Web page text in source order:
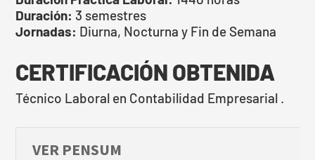
Duración: 3 semestres
Jornadas: Diurna, Nocturna y Fin de Semana
CERTIFICACIÓN OBTENIDA
Técnico Laboral en Contabilidad Empresarial .
VER PENSUM